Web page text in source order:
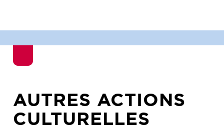
CULTURELLES